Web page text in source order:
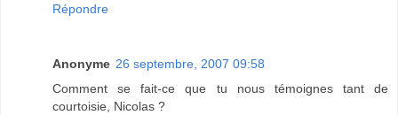
Répondre
Anonyme 26 septembre, 2007 09:58
Comment se fait-ce que tu nous témoignes tant de
courtoisie, Nicolas ?